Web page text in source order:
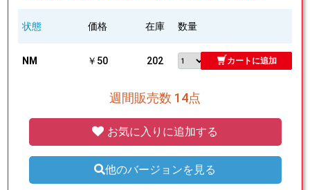
状態 価格 在庫 数量
NM ￥50 202 カートに追加
週間販売数 14点
お気に入りに追加する
他のバージョンを見る